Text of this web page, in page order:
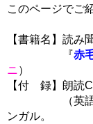
このページでご
【書籍名】読み
『赤
ニ）
【付 録】朗読
（英語バー
ンガル。